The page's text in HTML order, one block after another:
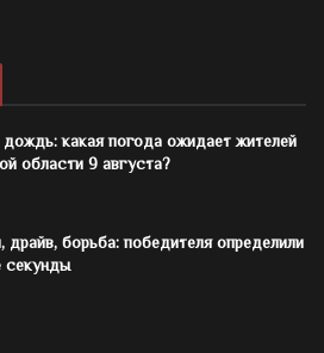
какая погода ожидает жителей
области 9 августа?
драйв, борьба: победителя определили
секунды